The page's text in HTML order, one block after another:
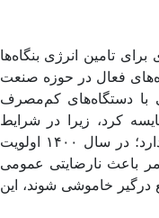
تامین انرژی بنگاه‌‌‌ها
فعال در حوزه‌‌ صنعت
با دستگاه‌‌‌های کم‌‌‌مصرف
کرد، زیرا در شرایط
اقتصادی پیچیده‌‌‌ای فعالیت می‌کنند. وی ادامه داد: دولت توان تامین برق با قیمت فعلی را ندارد؛ در سال ۱۴۰۰ اولویت
باعث نارضایتی عمومی
درگیر خاموشی شوند، این